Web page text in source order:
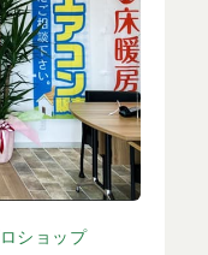
ショップ